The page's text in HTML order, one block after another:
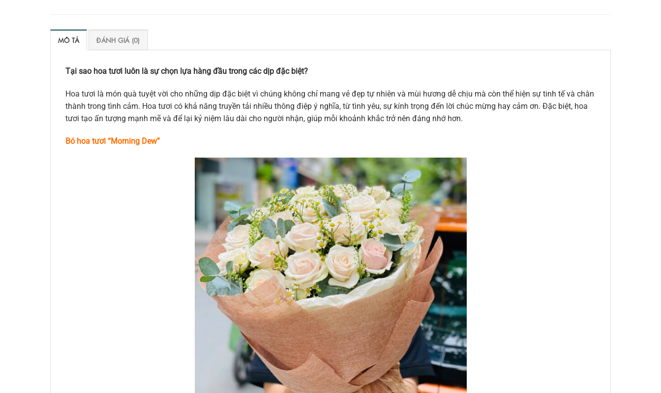
MÔ TẢ ĐÁNH GIÁ (0)
Tại sao hoa tươi luôn là sự chọn lựa hàng đầu trong các dịp đặc biệt?
Hoa tươi là món quà tuyệt vời cho những dịp đặc biệt vì chúng không chỉ mang vẻ đẹp tự nhiên và mùi hương dễ chịu mà còn thể hiện sự tinh tế và chân
thành trong tình cảm. Hoa tươi có khả năng truyền tải nhiều thông điệp ý nghĩa, từ tình yêu, sự kính trọng đến lời chúc mừng hay cảm ơn. Đặc biệt, hoa
tươi tạo ấn tượng mạnh mẽ và để lại kỷ niệm lâu dài cho người nhận, giúp mỗi khoảnh khắc trở nên đáng nhớ hơn.
Bó hoa tươi “Morning Dew”